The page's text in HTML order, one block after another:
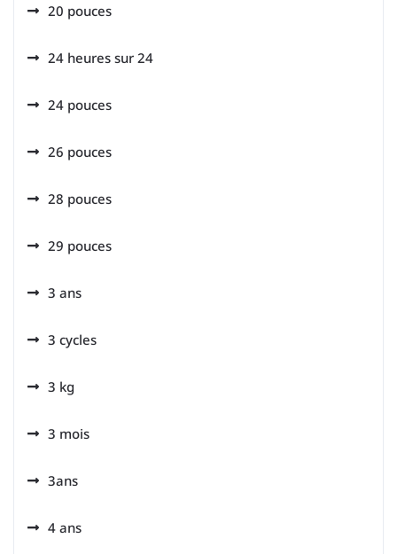
20 pouces
24 heures sur 24
24 pouces
26 pouces
28 pouces
29 pouces
3 ans
3 cycles
3 kg
3 mois
3ans
4 ans